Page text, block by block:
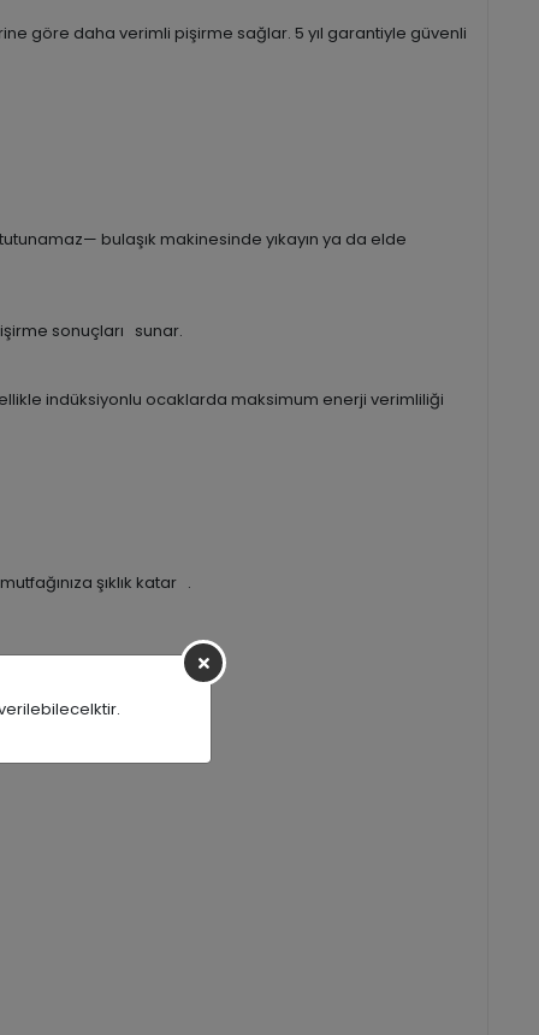
göre daha verimli pişirme sağlar. 5 yıl garantiyle güvenli
bulaşık makinesinde yıkayın ya da elde
sonuçları sunar.
indüksiyonlu ocaklarda maksimum enerji verimliliği
şıklık katar .